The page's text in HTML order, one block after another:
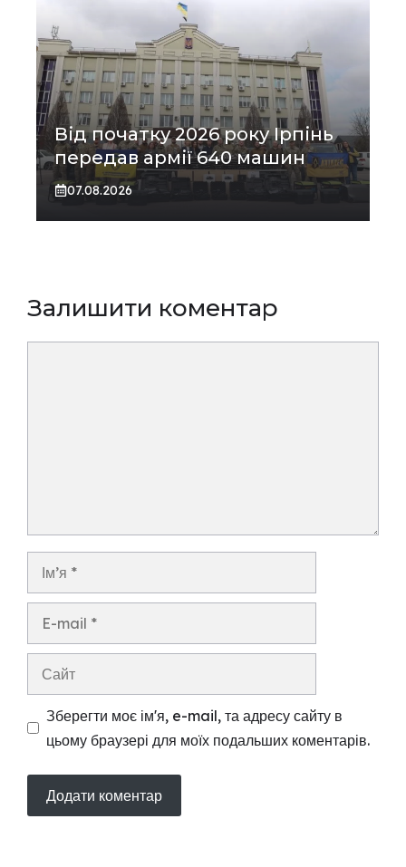
Від початку 2026 року Ірпінь
передав армії 640 машин
07.08.2026
Залишити коментар
Зберегти моє ім'я, e-mail, та адресу сайту в
цьому браузері для моїх подальших коментарів.